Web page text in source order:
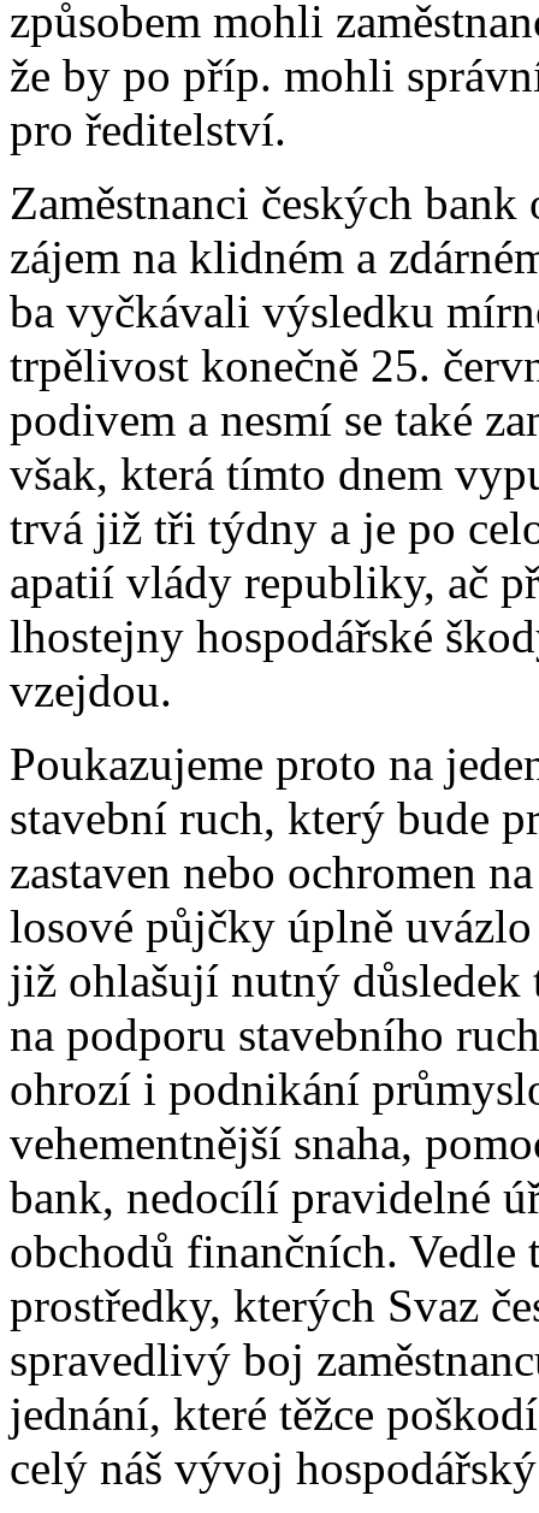
způsobem mohli
že by po příp. mohli
pro ředitelství.
Zaměstnanci českých
zájem na klidném a
ba vyčkávali výsledku
trpělivost konečně 25.
podivem a nesmí se také
však, která tímto dnem
trvá již tři týdny a je po
apatií vlády republiky, ač
lhostejny hospodářské
vzejdou.
Poukazujeme proto na
stavební ruch, který bude
zastaven nebo ochromen
losové půjčky úplně
již ohlašují nutný důsledek
na podporu stavebního
ohrozí i podnikání
vehementnější snaha,
bank, nedocílí pravidelné
obchodů finančních. Vedle
prostředky, kterých Svaz
spravedlivý boj
jednání, které těžce
celý náš vývoj